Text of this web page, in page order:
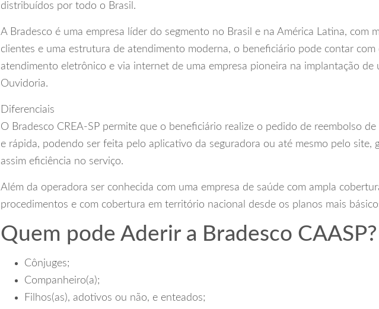
distribuídos por todo o Brasil.
A Bradesco é uma empresa líder do segmento no Brasil e na América Latina, com
clientes e uma estrutura de atendimento moderna, o beneficiário pode contar com
atendimento eletrônico e via internet de uma empresa pioneira na implantação de
Ouvidoria.
Diferenciais
O Bradesco CREA-SP permite que o beneficiário realize o pedido de reembolso de
e rápida, podendo ser feita pelo aplicativo da seguradora ou até mesmo pelo site,
assim eficiência no serviço.
Além da operadora ser conhecida com uma empresa de saúde com ampla
procedimentos e com cobertura em território nacional desde os planos mais
Quem pode Aderir a Bradesco CAASP?
Cônjuges;
Companheiro(a);
Filhos(as), adotivos ou não, e enteados;